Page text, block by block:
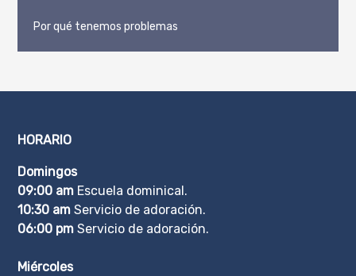
Por qué tenemos problemas
HORARIO
Domingos
09:00 am Escuela dominical.
10:30 am Servicio de adoración.
06:00 pm Servicio de adoración.
Miércoles